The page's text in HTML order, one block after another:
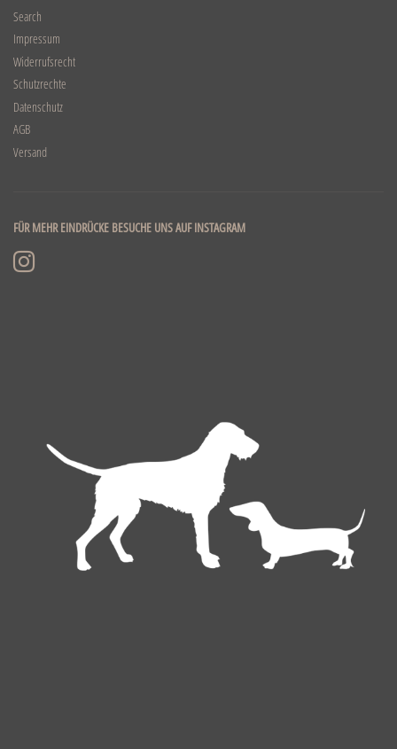
Search
Impressum
Widerrufsrecht
Schutzrechte
Datenschutz
AGB
Versand
FÜR MEHR EINDRÜCKE BESUCHE UNS AUF INSTAGRAM